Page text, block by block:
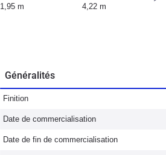
1,95 m 4,22 m
Généralités
Finition
Date de commercialisation
Date de fin de commercialisation